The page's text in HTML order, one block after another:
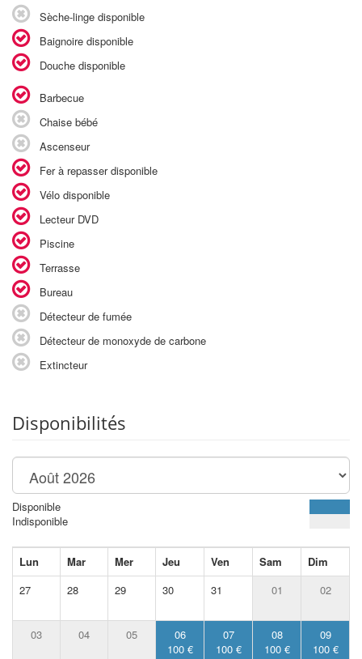
Sèche-linge disponible
Baignoire disponible
Douche disponible
Barbecue
Chaise bébé
Ascenseur
Fer à repasser disponible
Vélo disponible
Lecteur DVD
Piscine
Terrasse
Bureau
Détecteur de fumée
Détecteur de monoxyde de carbone
Extincteur
Disponibilités
Disponible
Indisponible
Lun Mar Mer Jeu Ven Sam
Dim
27
28 29 30 31 01 02
03 04 05
06
100 €
07
100 €
08
100 €
09
100 €